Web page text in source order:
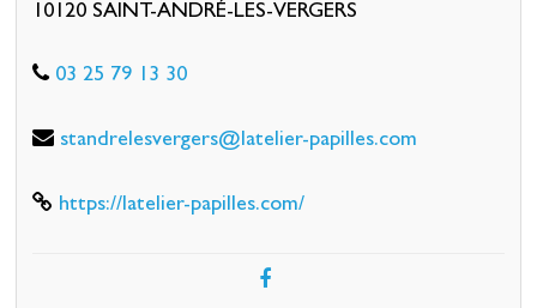
10120 SAINT-ANDRÉ-LES-VERGERS
03 25 79 13 30
standrelesvergers@latelier-papilles.com
https://latelier-papilles.com/